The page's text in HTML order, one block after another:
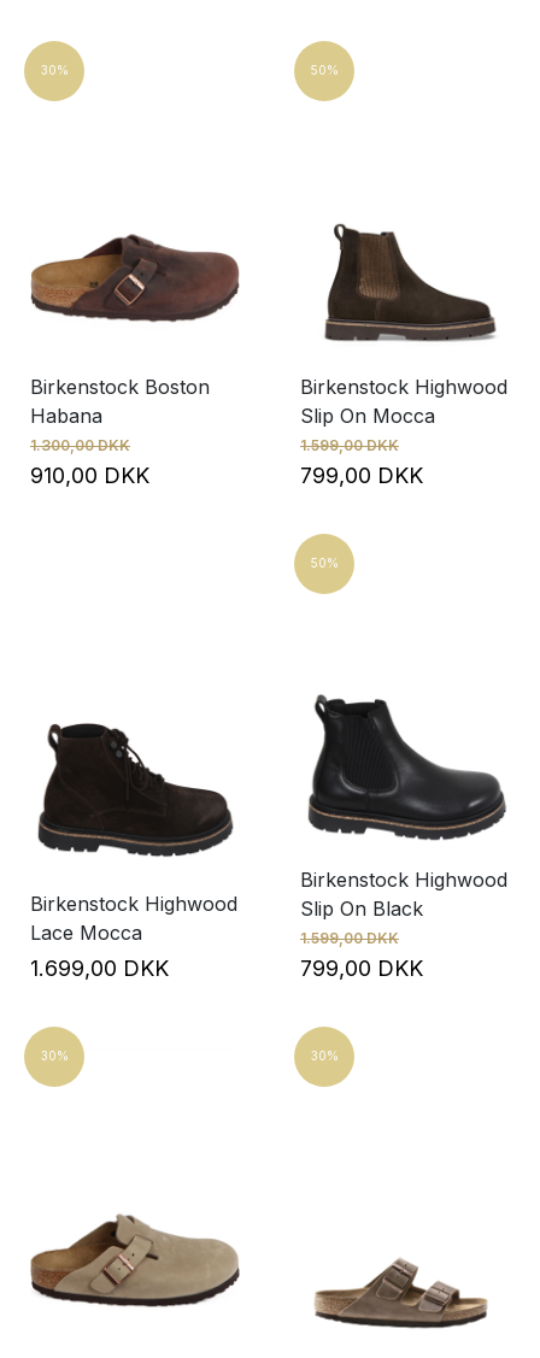
30%
Birkenstock Boston
Habana
1.300,00 DKK
910,00 DKK
50%
Birkenstock Highwood
Slip On Mocca
1.599,00 DKK
799,00 DKK
Birkenstock Highwood
Lace Mocca
1.699,00 DKK
50%
Birkenstock Highwood
Slip On Black
1.599,00 DKK
799,00 DKK
30% 30%